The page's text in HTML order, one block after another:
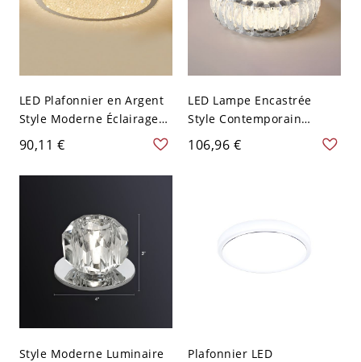
LED Plafonnier en Argent
Style Moderne Éclairage
Encastré en Cristal Design
de Cercle - 110 V-120 V
35,56 cm Blanc
90,11 €
LED Lampe Encastrée
Style Contemporain
Plafonnier Cercle en
Cristal Chrome - Chrome
106,96 €
Style Moderne Luminaire
Plafonnier LED